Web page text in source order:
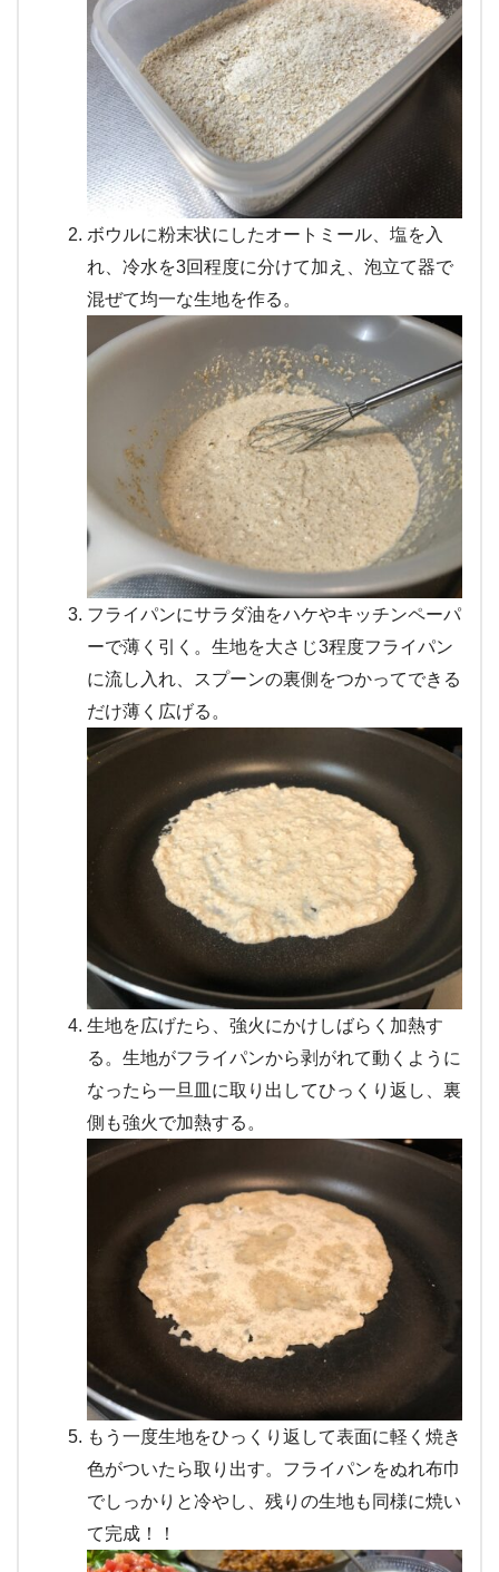
ボウルに粉末状にしたオートミール、塩を入
れ、冷水を3回程度に分けて加え、泡立て器で
混ぜて均一な生地を作る。
フライパンにサラダ油をハケやキッチンペーパ
ーで薄く引く。生地を大さじ3程度フライパン
に流し入れ、スプーンの裏側をつかってできる
だけ薄く広げる。
生地を広げたら、強火にかけしばらく加熱す
る。生地がフライパンから剥がれて動くように
なったら一旦皿に取り出してひっくり返し、裏
側も強火で加熱する。
もう一度生地をひっくり返して表面に軽く焼き
色がついたら取り出す。フライパンをぬれ布巾
でしっかりと冷やし、残りの生地も同様に焼い
て完成！！